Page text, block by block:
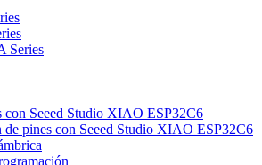
Series
con Seeed Studio XIAO ESP32C6
pines con Seeed Studio XIAO ESP32C6